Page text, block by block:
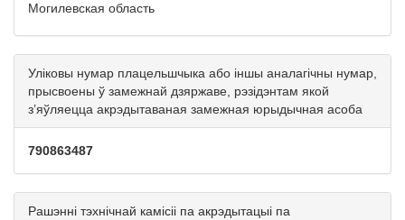
Могилевская область
Уліковы нумар плацельшчыка або іншы аналагічны нумар,
прысвоены ў замежнай дзяржаве, рэзідэнтам якой
з’яўляецца акрэдытаваная замежная юрыдычная асоба
790863487
Рашэнні тэхнічнай камісіі па акрэдытацыі па